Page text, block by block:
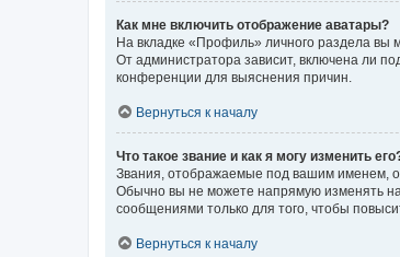
Как мне включить отображение аватары?
На вкладке «Профиль» личного раздела вы
От администратора зависит, включена ли
конференции для выяснения причин.
Вернуться к началу
Что такое звание и как я могу изменить
Звания, отображаемые под вашим именем,
Обычно вы не можете напрямую изменять
сообщениями только для того, чтобы
Вернуться к началу